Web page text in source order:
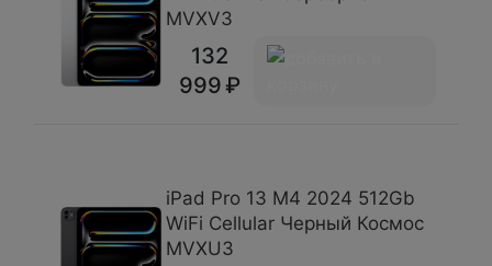
MVXV3
132
999
iPad Pro 13 М4 2024 512Gb
WiFi Cellular Черный Космос
MVXU3